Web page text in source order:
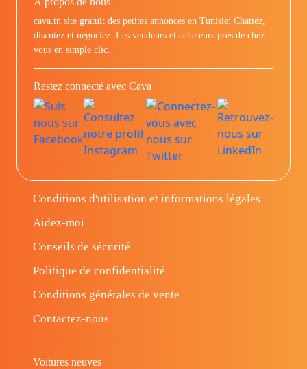
cava.tn site gratuit des petites annonces en Tunisie: Chattez,
discutez et négociez. Les vendeurs et acheteurs prés de chez
vous en simple clic.
Restez connecté avec Cava
Conditions d'utilisation et informations légales
Aidez-moi
Conseils de sécurité
Politique de confidentialité
Conditions générales de vente
Contactez-nous
Voitures neuves